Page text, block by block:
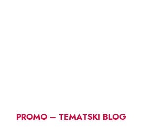
PROMO – TEMATSKI BLOG